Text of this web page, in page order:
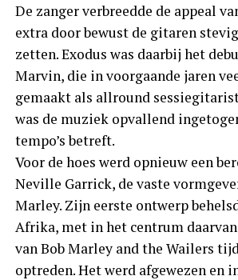
De zanger verbreedde de appeal
extra door bewust de gitaren
zetten. Exodus was daarbij het
Marvin, die in voorgaande jaren
gemaakt als allround
was de muziek opvallend
tempo’s betreft.
Voor de hoes werd opnieuw een
Neville Garrick, de vaste
Marley. Zijn eerste ontwerp
Afrika, met in het centrum
van Bob Marley and the Wailers
optreden. Het werd afgewezen en